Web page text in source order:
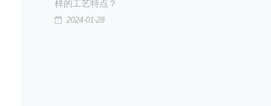
样的工艺特点？
2024-01-28